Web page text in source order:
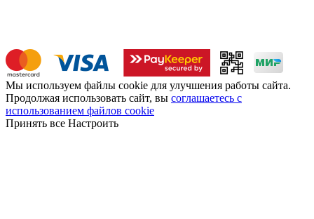
Мы используем файлы cookie для улучшения работы сайта.
Продолжая использовать сайт, вы соглашаетесь с
использованием файлов cookie
Принять все Настроить